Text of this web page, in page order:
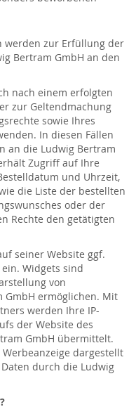
werden zur Erfüllung der
Bertram GmbH an den
nach einem erfolgten
zur Geltendmachung
sowie Ihres
In diesen Fällen
an die Ludwig Bertram
Zugriff auf Ihre
und Uhrzeit,
die Liste der bestellten
oder der
Rechte den getätigten
seiner Website ggf.
Widgets sind
von
GmbH ermöglichen. Mit
werden Ihre IP-
der Website des
GmbH übermittelt.
dargestellt
durch die Ludwig